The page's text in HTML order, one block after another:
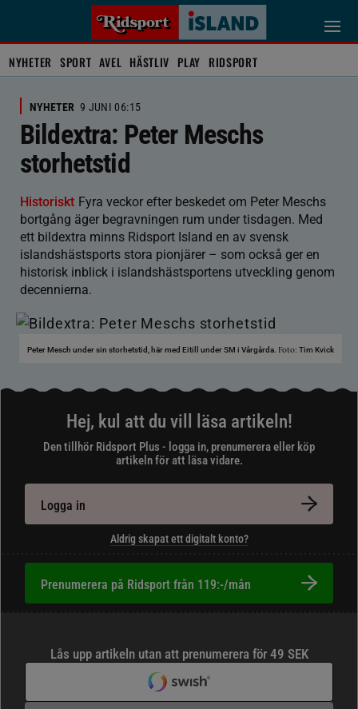
NYHETER SPORT AVEL HÄSTLIV PLAY RIDSPORT
NYHETER 9 JUNI 06:15
Bildextra: Peter Meschs
storhetstid
Historiskt Fyra veckor efter beskedet om Peter Meschs
bortgång äger begravningen rum under tisdagen. Med
ett bildextra minns Ridsport Island en av svensk
islandshästsports stora pionjärer – som också ger en
historisk inblick i islandshästsportens utveckling genom
decennierna.
Peter Mesch under sin storhetstid, här med Eitill under SM i Vårgårda. Foto: Tim Kvick
Hej, kul att du vill läsa artikeln!
Den tillhör Ridsport Plus - logga in, prenumerera eller köp
artikeln för att läsa vidare.
Logga in
Aldrig skapat ett digitalt konto?
Prenumerera på Ridsport från 119:-/mån